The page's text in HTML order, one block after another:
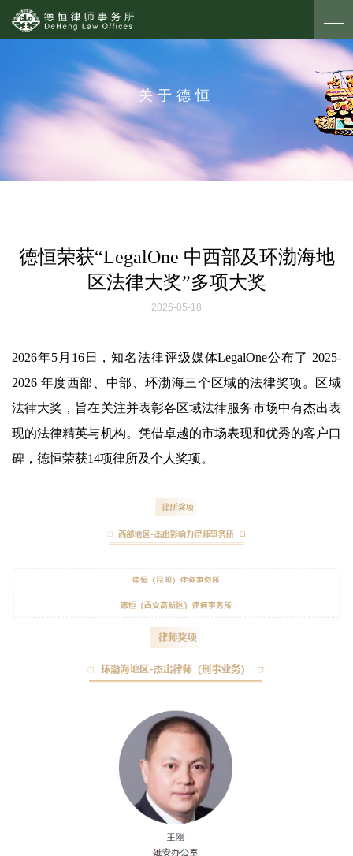
关于德恒
德恒荣获“LegalOne 中西部及环渤海地
区法律大奖”多项大奖
2026-05-18
2026年5月16日，知名法律评级媒体LegalOne公布了 2025-
2026 年度西部、中部、环渤海三个区域的法律奖项。区域
法律大奖，旨在关注并表彰各区域法律服务市场中有杰出表
现的法律精英与机构。凭借卓越的市场表现和优秀的客户口
碑，德恒荣获14项律所及个人奖项。